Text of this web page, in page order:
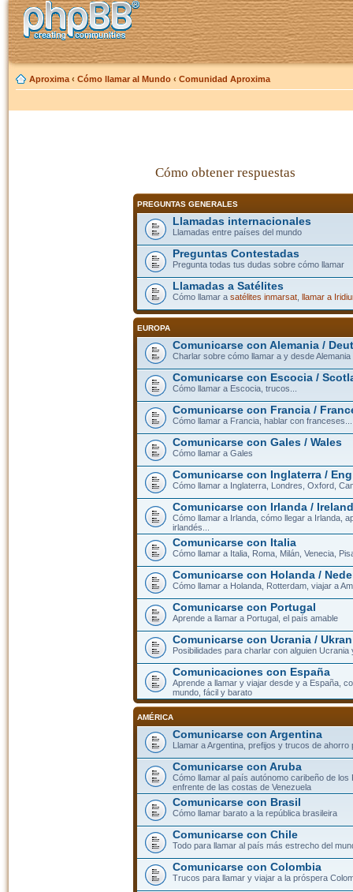
Aproxima ‹ Cómo llamar al Mundo ‹ Comunidad Aproxima
Cómo obtener respuestas
PREGUNTAS GENERALES
Llamadas internacionales
Llamadas entre países del mundo
Preguntas Contestadas
Pregunta todas tus dudas sobre cómo llamar
Llamadas a Satélites
Cómo llamar a satélites inmarsat, llamar a
EUROPA
Comunicarse con Alemania /
Charlar sobre cómo llamar a y desde Alemania
Comunicarse con Escocia /
Cómo llamar a Escocia, trucos...
Comunicarse con Francia /
Cómo llamar a Francia, hablar con franceses...
Comunicarse con Gales / Wales
Cómo llamar a Gales
Comunicarse con Inglaterra /
Cómo llamar a Inglaterra, Londres, Oxford,
Comunicarse con Irlanda / Ireland
Cómo llamar a Irlanda, cómo llegar a Irlanda,
irlandés...
Comunicarse con Italia
Cómo llamar a Italia, Roma, Milán, Venecia,
Comunicarse con Holanda /
Cómo llamar a Holanda, Rotterdam, viajar a
Comunicarse con Portugal
Aprende a llamar a Portugal, el país amable
Comunicarse con Ucrania /
Posibilidades para charlar con alguien Ucrania
Comunicaciones con España
Aprende a llamar y viajar desde y a España,
mundo, fácil y barato
AMÉRICA
Comunicarse con Argentina
Llamar a Argentina, prefijos y trucos de ahorro
Comunicarse con Aruba
Cómo llamar al país autónomo caribeño de los
enfrente de las costas de Venezuela
Comunicarse con Brasil
Cómo llamar barato a la república brasileira
Comunicarse con Chile
Todo para llamar al país más estrecho del
Comunicarse con Colombia
Trucos para llamar y viajar a la próspera